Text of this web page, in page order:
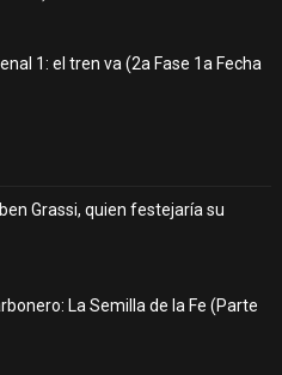
1: el tren va (2a Fase 1a Fecha
Grassi, quien festejaría su
La Semilla de la Fe (Parte